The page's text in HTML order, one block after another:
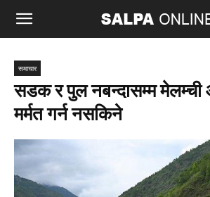
समाचार
सडक र पुल नबन्दासम्म मेलम्ची
मर्मत गर्न नसकिने